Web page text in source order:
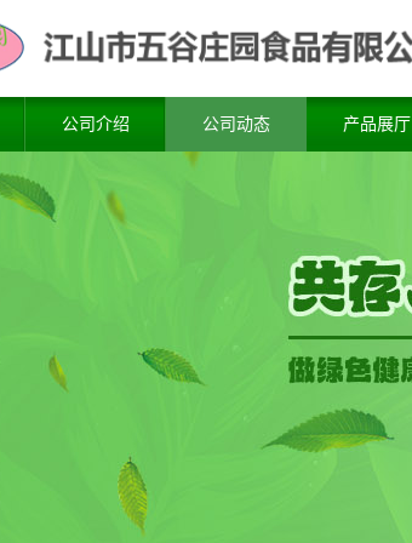
公司介绍 公司动态 产品展厅